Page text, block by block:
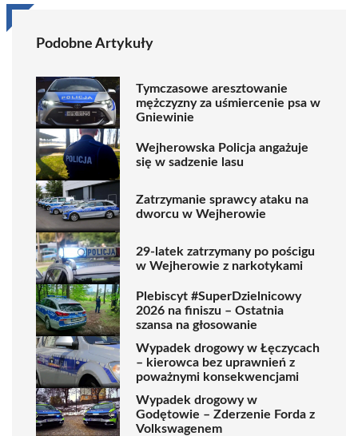
Podobne Artykuły
Tymczasowe aresztowanie
mężczyzny za uśmiercenie psa w
Gniewinie
Wejherowska Policja angażuje
się w sadzenie lasu
Zatrzymanie sprawcy ataku na
dworcu w Wejherowie
29-latek zatrzymany po pościgu
w Wejherowie z narkotykami
Plebiscyt #SuperDzielnicowy
2026 na finiszu – Ostatnia
szansa na głosowanie
Wypadek drogowy w Łęczycach
– kierowca bez uprawnień z
poważnymi konsekwencjami
Wypadek drogowy w
Godętowie – Zderzenie Forda z
Volkswagenem